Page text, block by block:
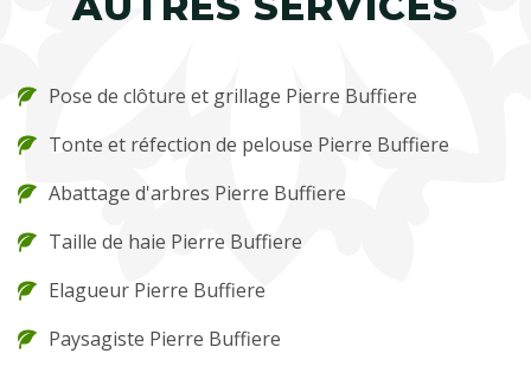
Pose de clôture et grillage Pierre Buffiere
Tonte et réfection de pelouse Pierre Buffiere
Abattage d'arbres Pierre Buffiere
Taille de haie Pierre Buffiere
Elagueur Pierre Buffiere
Paysagiste Pierre Buffiere